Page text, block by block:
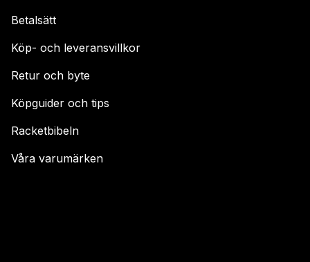
Betalsätt
Köp- och leveransvillkor
Retur och byte
Köpguider och tips
Racketbibeln
Våra varumärken